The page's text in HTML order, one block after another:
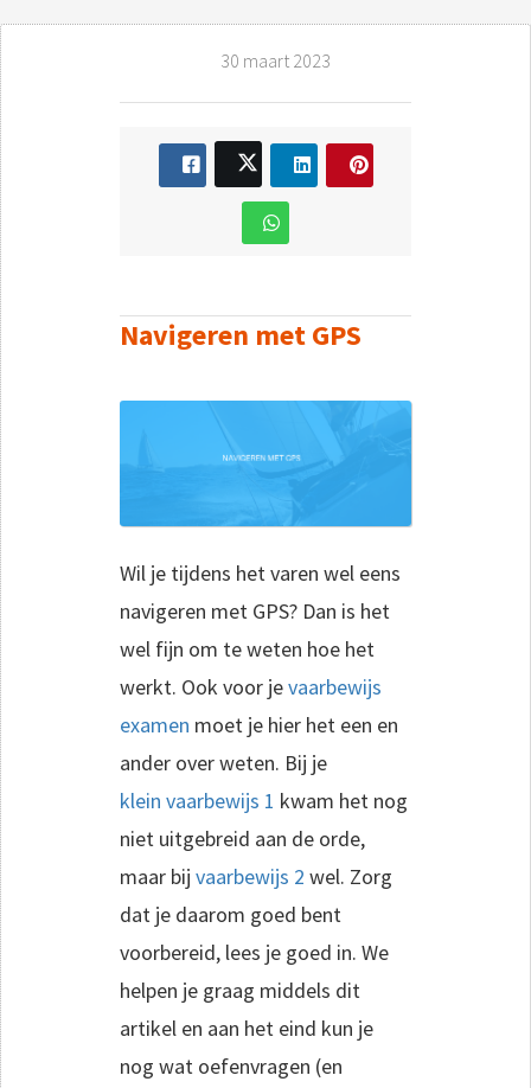
30 maart 2023
Navigeren met GPS
Wil je tijdens het varen wel eens
navigeren met GPS? Dan is het
wel fijn om te weten hoe het
werkt. Ook voor jevaarbewijs
examen moet je hier het een en
ander over weten. Bij je
klein vaarbewijs 1 kwam het nog
niet uitgebreid aan de orde,
maar bij vaarbewijs 2 wel. Zorg
dat je daarom goed bent
voorbereid, lees je goed in. We
helpen je graag middels dit
artikel en aan het eind kun je
nog wat oefenvragen (en